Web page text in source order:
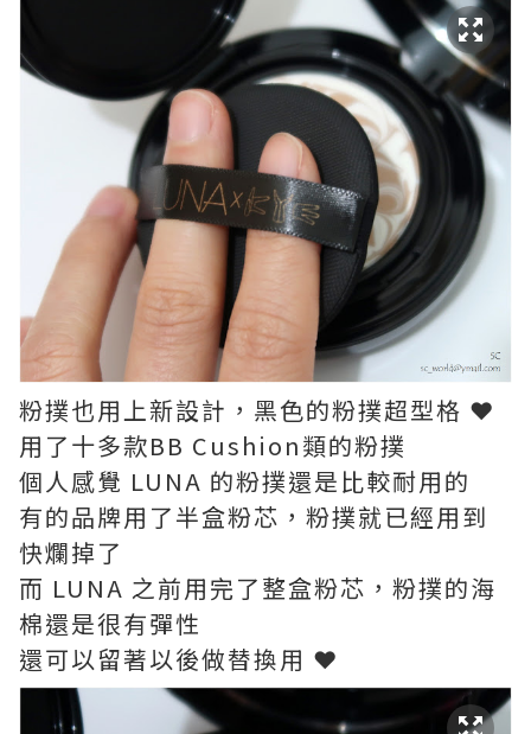
粉撲也用上新設計，黑色的粉撲超型格 ❤
用了十多款BB Cushion類的粉撲
個人感覺 LUNA 的粉撲還是比較耐用的
有的品牌用了半盒粉芯，粉撲就已經用到
快爛掉了
而 LUNA 之前用完了整盒粉芯，粉撲的海
棉還是很有彈性
還可以留著以後做替換用 ❤